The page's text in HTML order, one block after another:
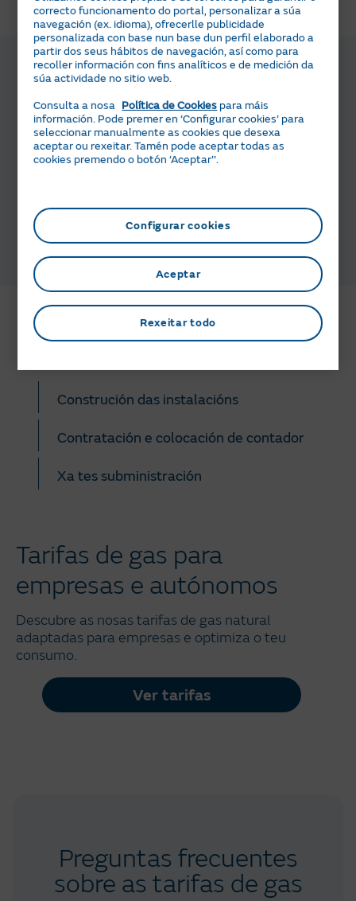
Contrata en 4 pasos
Introduce os teus
datos persoais e da
subministración
Engade servizos
Encargámonos de
tramitar o cambio coa
túa anterior compañía
Como dar de alta o gas?
Construción das instalacións
Contratación e colocación de contador
Xa tes subministración
Tarifas de gas para
empresas e autónomos
Descubre as nosas tarifas de gas natural
adaptadas para empresas e optimiza o teu
consumo.
Ver tarifas
Preguntas frecuentes
sobre as tarifas de gas
correcto funcionamento do portal, personalizar a súa
navegación (ex. idioma), ofrecerlle publicidade
personalizada con base nun base dun perfil elaborado a
partir dos seus hábitos de navegación, así como para
recoller información con fins analíticos e de medición da
súa actividade no sitio web.
Consulta a nosa Política de Cookies para máis
información. Pode premer en ‘Configurar cookies’ para
seleccionar manualmente as cookies que desexa
aceptar ou rexeitar. Tamén pode aceptar todas as
cookies premendo o botón ‘Aceptar’’.
Configurar cookies
Rexeitar todo
Aceptar